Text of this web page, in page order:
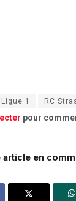
Ligue 1 RC
pour
article en